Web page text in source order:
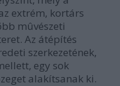
extrém, kortárs
mûvészeti
Az átépítés
szerkezetének,
egy sok
alakítsanak ki.